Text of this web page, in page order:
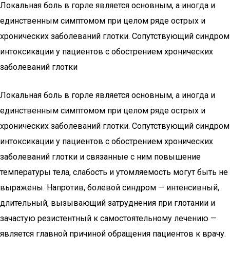
Локальная боль в горле является основным, а иногда и
единственным симптомом при целом ряде острых и
хронических заболеваний глотки. Сопутствующий синдром
интоксикации у пациентов с обострением хронических
заболеваний глотки
Локальная боль в горле является основным, а иногда и
единственным симптомом при целом ряде острых и
хронических заболеваний глотки. Сопутствующий синдром
интоксикации у пациентов с обострением хронических
заболеваний глотки и связанные с ним повышение
температуры тела, слабость и утомляемость могут быть не
выражены. Напротив, болевой синдром — интенсивный,
длительный, вызывающий затруднения при глотании и
зачастую резистентный к самостоятельному лечению —
является главной причиной обращения пациентов к врачу.